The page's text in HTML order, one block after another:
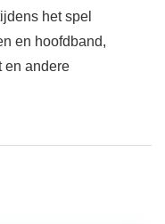
het spel
en hoofdband,
en andere